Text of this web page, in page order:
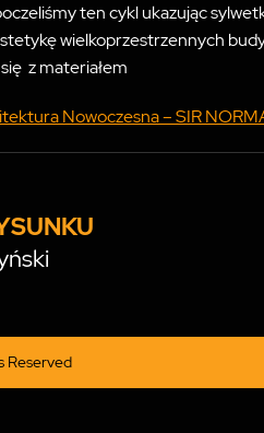
ten cykl ukazując
wielkoprzestrzennych
z materiałem
Nowoczesna – SIR
Reserved